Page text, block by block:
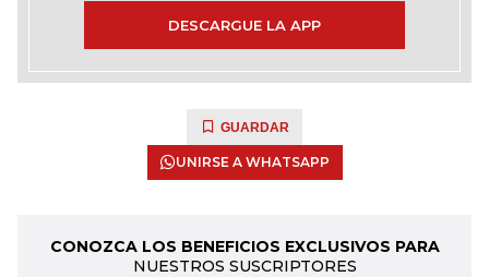
DESCARGUE LA APP
GUARDAR
UNIRSE A WHATSAPP
CONOZCA LOS BENEFICIOS EXCLUSIVOS PARA
NUESTROS SUSCRIPTORES